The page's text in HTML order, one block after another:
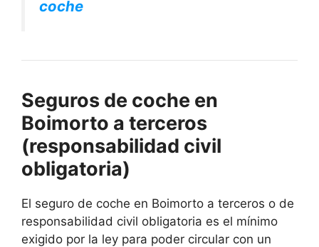
coche
Seguros de coche en
Boimorto a terceros
(responsabilidad civil
obligatoria)
El seguro de coche en Boimorto a terceros o de
responsabilidad civil obligatoria es el mínimo
exigido por la ley para poder circular con un